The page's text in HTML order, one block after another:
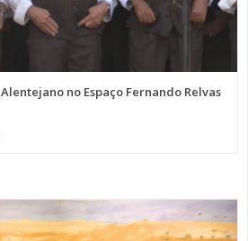
no Espaço Fernando Relvas